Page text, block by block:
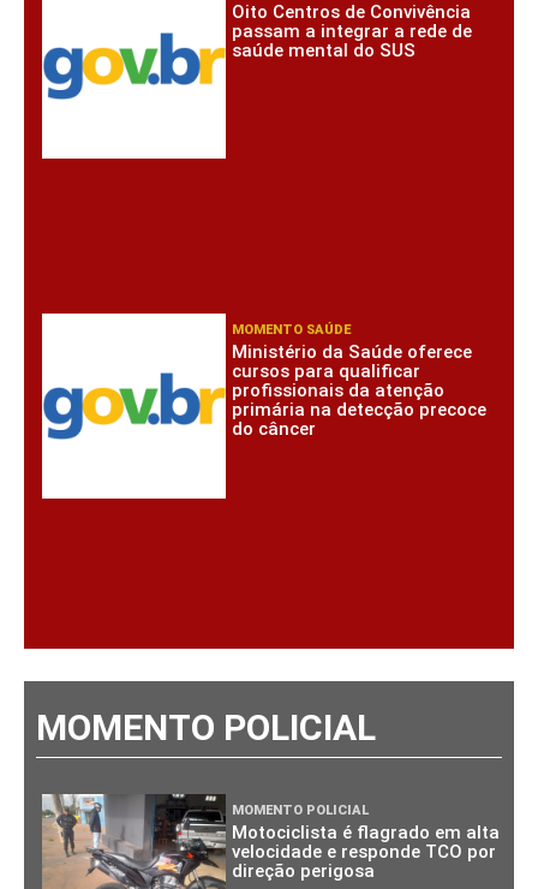
Oito Centros de Convivência
passam a integrar a rede de
saúde mental do SUS
MOMENTO SAÚDE
Ministério da Saúde oferece
cursos para qualificar
profissionais da atenção
primária na detecção precoce
do câncer
MOMENTO POLICIAL
MOMENTO POLICIAL
Motociclista é flagrado em alta
velocidade e responde TCO por
direção perigosa